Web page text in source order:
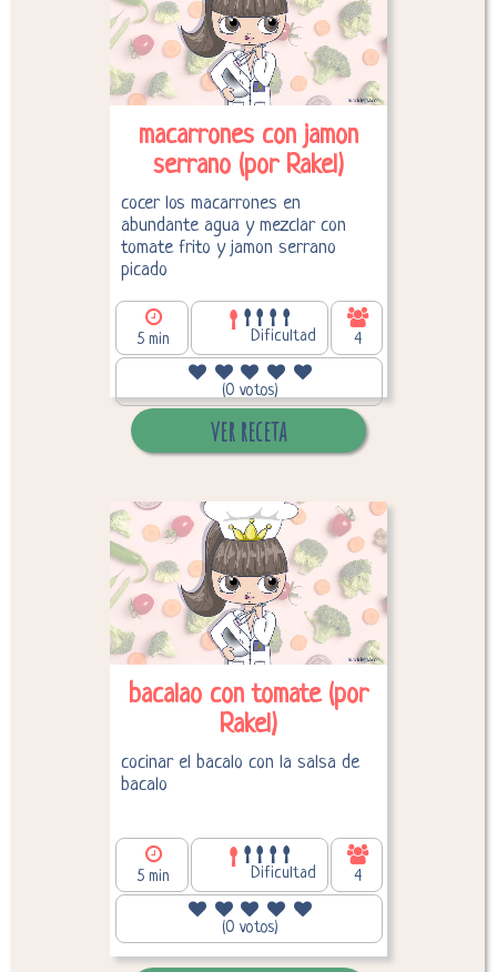
macarrones con jamon
serrano (por Rakel)
cocer los macarrones en
abundante agua y mezclar con
tomate frito y jamon serrano
picado
5 min Dificultad 4
(0 votos)
Calorías por persona:
159,87
ver receta
bacalao con tomate (por
Rakel)
cocinar el bacalo con la salsa de
bacalo
5 min Dificultad 4
(0 votos)
Desglose de calorías
Calorías por persona:
111,02